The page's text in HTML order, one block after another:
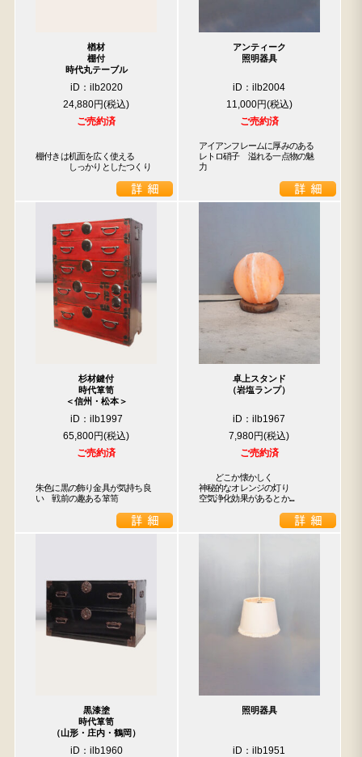
楢材
棚付
時代丸テーブル
iD：ilb2020
24,880円
ご売約済
棚付きは机面を広く使える
しっかりとしたつくり
アンティーク
照明器具
iD：ilb2004
11,000円
ご売約済
アイアンフレームに厚みのある
レトロ硝子　溢れる一点物の魅
力
杉材鍵付
時代箪笥
＜信州・松本＞
iD：ilb1997
65,800円
ご売約済
朱色に黒の飾り金具が気持ち良
い　戦前の趣ある箪笥
卓上スタンド
（岩塩ランプ）
iD：ilb1967
7,980円
ご売約済
どこか懐かしく
神秘的なオレンジの灯り
空気浄化効果があるとか…
黒漆塗
時代箪笥
（山形・庄内・鶴岡）
iD：ilb1960
照明器具
iD：ilb1951